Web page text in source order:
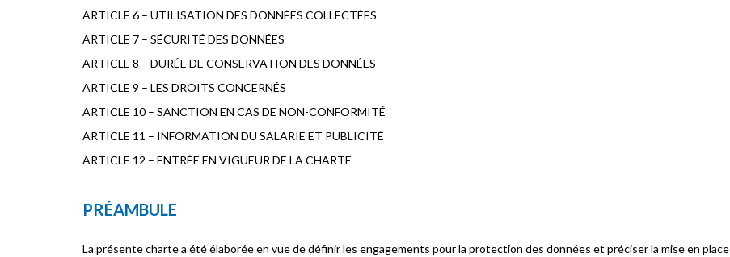
ARTICLE 6 – UTILISATION DES DONNÉES COLLECTÉES
ARTICLE 7 – SÉCURITÉ DES DONNÉES
ARTICLE 8 – DURÉE DE CONSERVATION DES DONNÉES
ARTICLE 9 – LES DROITS CONCERNÉS
ARTICLE 10 – SANCTION EN CAS DE NON-CONFORMITÉ
ARTICLE 11 – INFORMATION DU SALARIÉ ET PUBLICITÉ
ARTICLE 12 – ENTRÉE EN VIGUEUR DE LA CHARTE
PRÉAMBULE
La présente charte a été élaborée en vue de définir les engagements pour la protection des données et préciser la mise en